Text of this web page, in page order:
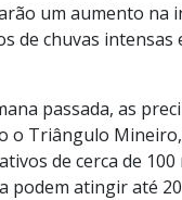
um aumento na
de chuvas
passada, as
o Triângulo
de cerca de
podem atingir até